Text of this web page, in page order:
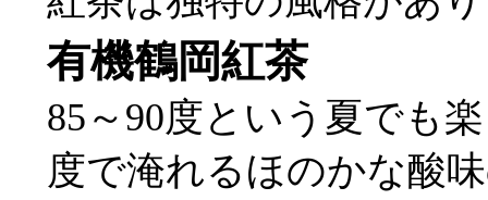
有機鶴岡紅茶
85～90度という夏でも
度で淹れるほのかな酸